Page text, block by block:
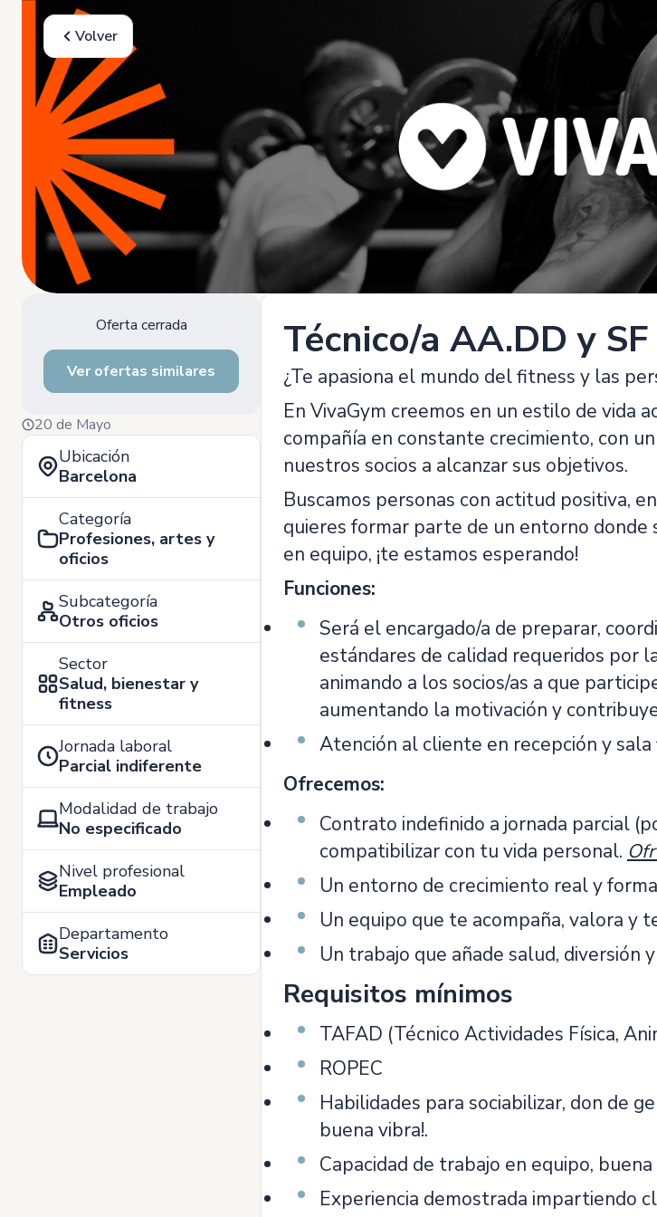
Volver
Oferta cerrada
Ver ofertas similares
20 de Mayo
Ubicación
Barcelona
Categoría
Profesiones, artes y
oficios
Subcategoría
Otros oficios
Sector
Salud, bienestar y
fitness
Jornada laboral
Parcial indiferente
Modalidad de trabajo
No especificado
Nivel profesional
Empleado
Departamento
Servicios
Técnico/a AA.DD y
¿Te apasiona el mundo del fitness y las
En VivaGym creemos en un estilo de vida
compañía en constante crecimiento, con
nuestros socios a alcanzar sus objetivos.
Buscamos personas con actitud positiva,
quieres formar parte de un entorno
en equipo, ¡te estamos esperando!
Funciones:
Será el encargado/a de preparar,
estándares de calidad requeridos por
animando a los socios/as a que
aumentando la motivación y
Atención al cliente en recepción y sala
Ofrecemos:
Contrato indefinido a jornada parcial
compatibilizar con tu vida personal.
Un entorno de crecimiento real y
Un equipo que te acompaña, valora y
Un trabajo que añade salud, diversión
Requisitos mínimos
TAFAD (Técnico Actividades Física,
ROPEC
Habilidades para sociabilizar, don de
buena vibra!.
Capacidad de trabajo en equipo,
Experiencia demostrada impartiendo